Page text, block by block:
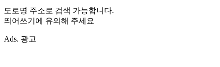
도로명 주소로 검색 가능합니다.
띄어쓰기에 유의해 주세요
Ads. 광고